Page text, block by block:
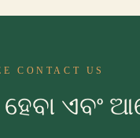
CONTACT US
ଏବଂ